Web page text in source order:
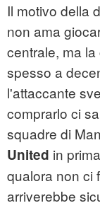
Il motivo della
non ama
centrale, ma
spesso a
l'attaccante
comprarlo ci
squadre di
United in
qualora non ci
arriverebbe